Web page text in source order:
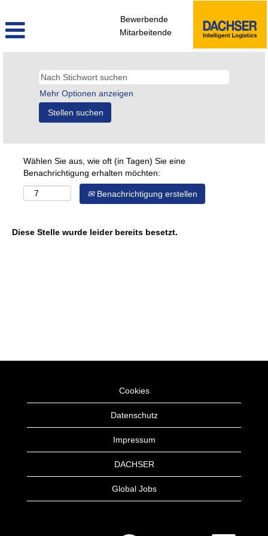
Bewerbende
Mitarbeitende
Mehr Optionen anzeigen
Wählen Sie aus, wie oft (in Tagen) Sie eine
Benachrichtigung erhalten möchten:
Benachrichtigung erstellen
Diese Stelle wurde leider bereits besetzt.
Cookies
Datenschutz
Impressum
DACHSER
Global Jobs